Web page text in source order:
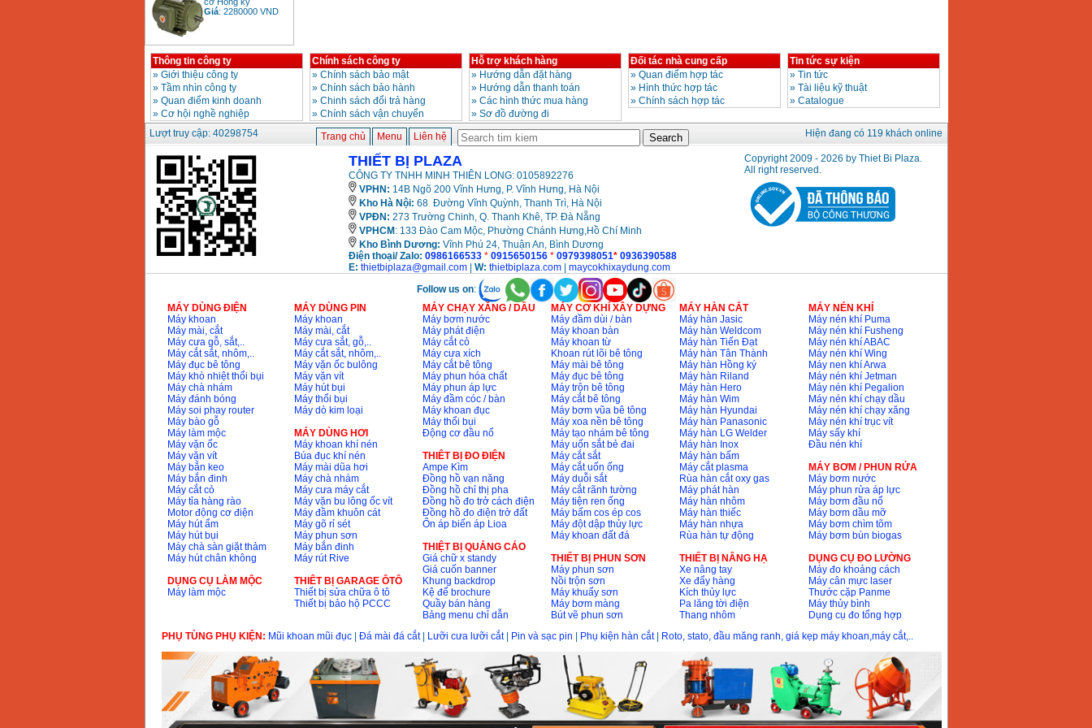
Giá:2280000
Bảng giá động cơ
diesel đầu nổ diesel
Giá:6500000
Bảng giá mũi khoan
rút lõi bê tông
Máy khoan Bosch đa
năng GBH 2-26DRE
(800W)
Giá
3980000
xăng Stihl MS661
Máy cắt góc đa năng
Makita LS1019L
(1510W)
Giá: 14068000
Bộ máy khoan 100
chi tiết Bosch GSB
13RE (650W)
Giá:
Máy khoan Bosch
GSB 16RE (750W)
Giá:1850000
Động cơ xăng Honda
GX160 (5.5HP)
Giá:7200000
Giá:1296000VND
Thông tin công ty
» Giới thiệu công ty
» Tầm nhìn công ty
» Quan điểm kinh doanh
» Cơ hội nghề nghiệp
Chính sách công ty
» Chính sách bảo mật
» Chính sách bảo hành
» Chinh sách đổi trả hàng
» Chính sách vận chuyển
Hỗ trợ khách hàng
» Hướng dẫn đặt hàng
» Hướng dẫn thanh toán
» Các hình thức mua hàng
» Sơ đồ đường đi
Đối tác nhà cung cấp
» Quan điểm hợp tác
» Hình thức hợp tác
» Chính sách hợp tác
Tin tức sự kiện
» Tin tức
» Tài liệu kỹ thuật
» Catalogue
Lượt truy cập: 40298754 Trang chủ Menu Liên hệ Hiện đang có 119 khách online
THIẾT BỊ PLAZA
CÔNG TY TNHH MINH THIÊN LONG: 0105892276
VPHN: 14B Ngõ 200 Vĩnh Hưng, P. Vĩnh Hưng, Hà Nội
Kho Hà Nội: 68 Đường Vĩnh Quỳnh, Thanh Trì, Hà Nội
VPĐN: 273 Trường Chinh, Q. Thanh Khê, TP. Đà Nẵng
VPHCM : 133 Đào Cam Mộc, Phường Chánh Hưng,Hồ Chí Minh
Kho Bình Dương: Vĩnh Phú 24, Thuận An, Bình Dương
Điện thoại/ Zalo: 0986166533 * 0915650156* 0979398051* 0936390588
E: thietbiplaza@gmail.com| W: thietbiplaza.com| maycokhixaydung.com
Copyright 2009 - 2026 by Thiet Bi Plaza.
All right reserved.
Follow us on:
MÁY DÙNG ĐIỆN
Máy khoan
Máy mài, cắt
Máy cưa gỗ, sắt,..
Máy cắt sắt, nhôm,..
Máy đục bê tông
Máy khò nhiệt thổi bụi
Máy chà nhám
Máy đánh bóng
Máy soi phay router
Máy bào gỗ
Máy làm mộc
Máy vặn ốc
Máy vặn vít
Máy bắn keo
Máy bắn đinh
Máy cắt cỏ
Máy tỉa hàng rào
Motor động cơ điện
Máy hút ẩm
Máy hút bụi
Máy chà sàn giặt thảm
Máy hút chân không
DỤNG CỤ LÀM MỘC
Máy làm mộc
MÁY DÙNG PIN
Máy khoan
Máy mài, cắt
Máy cưa sắt, gỗ,..
Máy cắt sắt, nhôm,..
Máy vặn ốc bulông
Máy vặn vít
Máy hút bụi
Máy thổi bụi
Máy dò kim loại
MÁY DÙNG HƠI
Máy khoan khí nén
Búa đục khí nén
Máy mài dũa hơi
Máy chà nhám
Máy cưa máy cắt
Máy vặn bu lông ốc vít
Máy đầm khuôn cát
Máy gõ rỉ sét
Máy phun sơn
Máy bắn đinh
Máy rút Rive
THIÊT BỊ GARAGE ÔTÔ
Thiết bị sửa chữa ô tô
Thiết bị bảo hộ PCCC
MÁY CHẠY XĂNG / DẦU
Máy bơm nước
Máy phát điện
Máy cắt cỏ
Máy cưa xích
Máy cắt bê tông
Máy phun hóa chất
Máy phun áp lực
Máy đầm cóc / bàn
Máy khoan đục
Máy thổi bụi
Động cơ đầu nổ
THIÊT BỊ ĐO ĐIỆN
Ampe Kìm
Đồng hồ vạn năng
Đồng hồ chỉ thị pha
Đồng hồ đo trở cách điện
Đồng hồ đo điện trở đất
Ổn áp biến áp Lioa
THIỆT BỊ QUẢNG CÁO
Giá chữ x standy
Giá cuốn banner
Khung backdrop
Kệ để brochure
Quầy bán hàng
Bảng menu chỉ dẫn
MÁY CƠ KHÍ XÂY DỰNG
Máy đầm dùi / bàn
Máy khoan bàn
Máy khoan từ
Khoan rút lõi bê tông
Máy mài bê tông
Máy đục bê tông
Máy trộn bê tông
Máy cắt bê tông
Máy bơm vũa bê tông
Máy xoa nền bê tông
Máy tạo nhám bê tông
Máy uốn sắt bẻ đai
Máy cắt sắt
Máy cắt uốn ống
Máy duỗi sắt
Máy cắt rãnh tường
Máy tiện ren ống
Máy bấm cos ép cos
Máy đột dập thủy lực
Máy khoan đất đá
THIẾT BỊ PHUN SƠN
Máy phun sơn
Nồi trộn sơn
Máy khuấy sơn
Máy bơm màng
Bút vẽ phun sơn
MÁY HÀN CẮT
Máy hàn Jasic
Máy hàn Weldcom
Máy hàn Tiến Đạt
Máy hàn Tân Thành
Máy hàn Hồng ký
Máy hàn Riland
Máy hàn Hero
Máy hàn Wim
Máy hàn Hyundai
Máy hàn Panasonic
Máy hàn LG Welder
Máy hàn Inox
Máy hàn bấm
Máy cắt plasma
Rùa hàn cắt oxy gas
Máy phát hàn
Máy hàn nhôm
Máy hàn thiếc
Máy hàn nhựa
Rùa hàn tự động
THIẾT BỊ NÂNG HẠ
Xe nâng tay
Xe đẩy hàng
Kích thủy lực
Pa lăng tời điện
Thang nhôm
MÁY NÉN KHÍ
Máy nén khí Puma
Máy nén khí Fusheng
Máy nén khí ABAC
Máy nén khí Wing
Máy nen khí Arwa
Máy nén khí Jetman
Máy nén khí Pegalion
Máy nén khí chạy dầu
Máy nén khí chạy xăng
Máy nén khí trục vít
Máy sấy khí
Đầu nén khí
MÁY BƠM / PHUN RỬA
Máy bơm nước
Máy phun rửa áp lực
Máy bơm đầu nổ
Máy bơm dầu mỡ
Máy bơm chìm tõm
Máy bơm bùn biogas
DỤNG CỤ ĐO LƯỜNG
Máy đo khoảng cách
Máy cân mực laser
Thước cặp Panme
Máy thủy bình
Dụng cụ đo tổng hợp
PHỤ TÙNG PHỤ KIỆN: Mũi khoan mũi đục| Đá mài đá cắt| Lưỡi cưa lưỡi cắt| Pin và sạc pin Phụ kiện hàn cắt| Roto, stato, đầu măng ranh, giá kẹp máy khoan,máy cắt,..